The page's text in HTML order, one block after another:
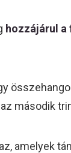
hozzájárul
második
amelyek